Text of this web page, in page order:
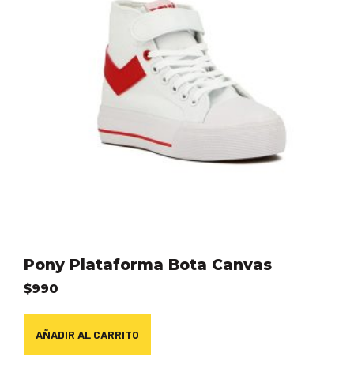
Pony Plataforma Bota Canvas
$990
AÑADIR AL CARRITO